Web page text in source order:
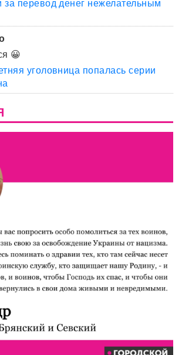
за перевод денег нежелательным
😀
уголовница попалась серии